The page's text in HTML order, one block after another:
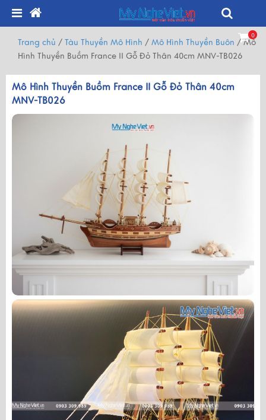
0
Trang chủ / Tàu Thuyền Mô Hình / Mô Hình Thuyền Buôn /Mô
Hình Thuyền Buồm France II Gỗ Đỏ Thân 40cm MNV-TB026
Mô Hình Thuyền Buồm France II Gỗ Đỏ Thân 40cm
MNV-TB026